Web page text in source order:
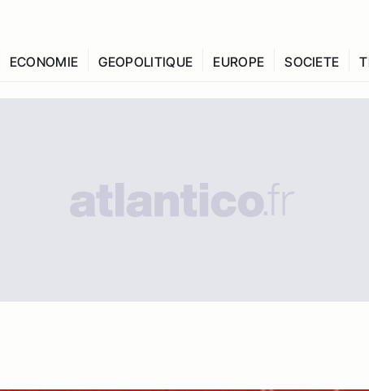
ECONOMIE GEOPOLITIQUE EUROPE SOCIETE